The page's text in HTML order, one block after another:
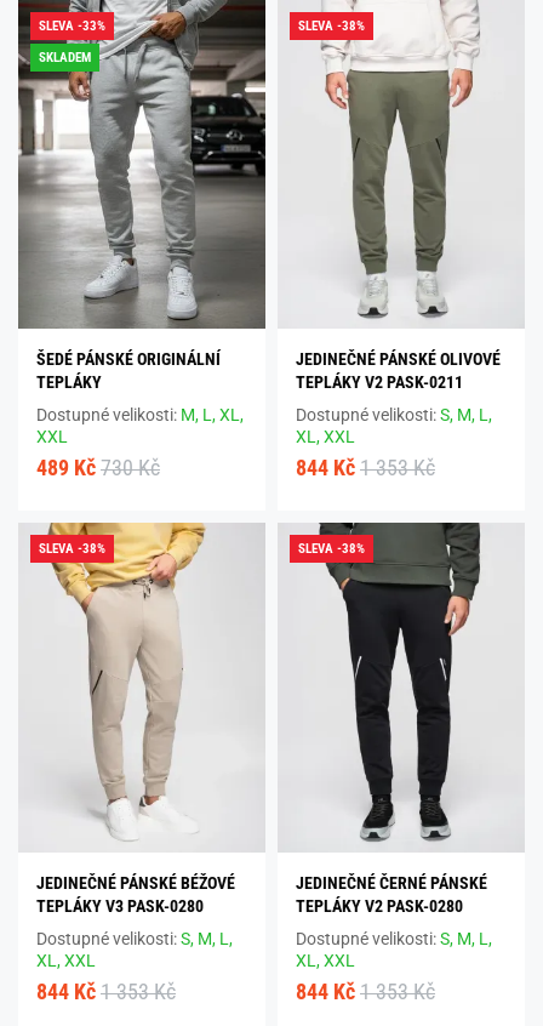
SLEVA -33%
SKLADEM
ŠEDÉ PÁNSKÉ ORIGINÁLNÍ
TEPLÁKY
Dostupné velikosti: M, L,XL,
XXL
489 Kč 730 Kč
SLEVA -38%
JEDINEČNÉ PÁNSKÉ OLIVOVÉ
TEPLÁKY V2 PASK-0211
Dostupné velikosti:S, M, L,
XL,XXL
844 Kč 1 353 Kč
SLEVA -38%
JEDINEČNÉ PÁNSKÉ BÉŽOVÉ
TEPLÁKY V3 PASK-0280
Dostupné velikosti:S, M, L,
XL,XXL
844 Kč 1 353 Kč
SLEVA -38%
JEDINEČNÉ ČERNÉ PÁNSKÉ
TEPLÁKY V2 PASK-0280
Dostupné velikosti:S, M, L,
XL,XXL
844 Kč 1 353 Kč